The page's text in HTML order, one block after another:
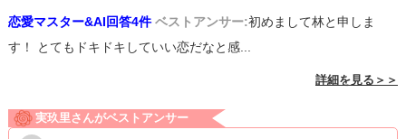
恋愛マスター&AI回答4件 ベストアンサー:初めまして林と申しま
す！ とてもドキドキしていい恋だなと感...
詳細を見る＞＞
実玖里さんがベストアンサー